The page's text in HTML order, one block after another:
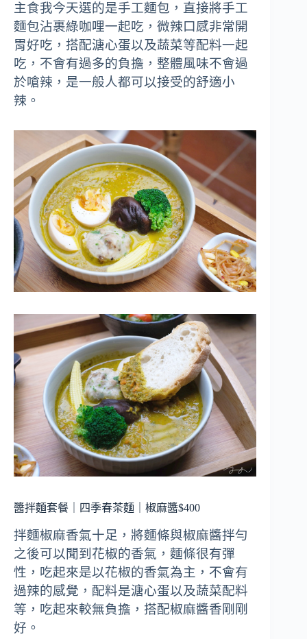
主食我今天選的是手工麵包，直接將手工
麵包沾裹綠咖哩一起吃，微辣口感非常開
胃好吃，搭配溏心蛋以及蔬菜等配料一起
吃，不會有過多的負擔，整體風味不會過
於嗆辣，是一般人都可以接受的舒適小
辣。
醬拌麵套餐｜四季春茶麵｜椒麻醬$400
拌麵椒麻香氣十足，將麵條與椒麻醬拌勻
之後可以聞到花椒的香氣，麵條很有彈
性，吃起來是以花椒的香氣為主，不會有
過辣的感覺，配料是溏心蛋以及蔬菜配料
等，吃起來較無負擔，搭配椒麻醬香剛剛
好。